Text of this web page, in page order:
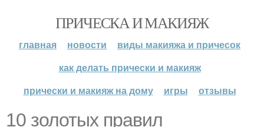
ПРИЧЕСКА И МАКИЯЖ
главная новости
виды макияжа и причесок
как делать прически и макияж
прически и макияж на дому
игры отзывы
10 золотых правил